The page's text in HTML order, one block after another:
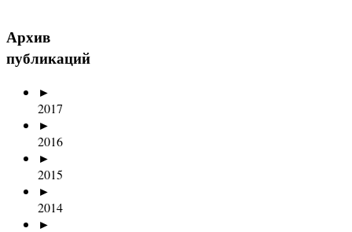
Архив
публикаций
►
2017
►
2016
►
2015
►
2014
►